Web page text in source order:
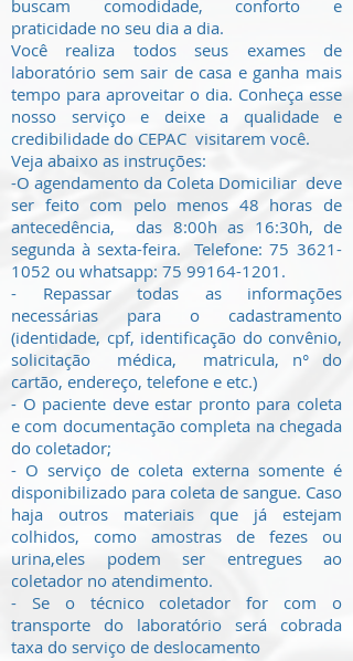
buscam comodidade, conforto e
praticidade no seu dia a dia.
Você realiza todos seus exames de
laboratório sem sair de casa e ganha mais
tempo para aproveitar o dia. Conheça esse
nosso serviço e deixe a qualidade e
credibilidade do CEPAC visitarem você.
Veja abaixo as instruções:
-O agendamento da Coleta Domiciliar deve
ser feito com pelo menos 48 horas de
antecedência, das 8:00h as 16:30h, de
segunda à sexta-feira. Telefone: 75 3621-
1052 ou whatsapp: 75 99164-1201 .
- Repassar todas as informações
necessárias para o cadastramento
(identidade, cpf, identificação do convênio,
solicitação médica, matricula, n° do
cartão, endereço, telefone e etc.)
- O paciente deve estar pronto para coleta
e com documentação completa na chegada
do coletador;
- O serviço de coleta externa somente é
disponibilizado para coleta de sangue. Caso
haja outros materiais que já estejam
colhidos, como amostras de fezes ou
urina,eles podem ser entregues ao
coletador no atendimento.
- Se o técnico coletador for com o
transporte do laboratório será cobrada
taxa do serviço de deslocamento